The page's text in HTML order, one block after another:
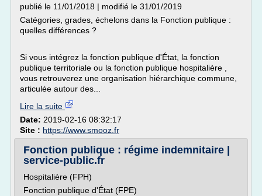
publié le 11/01/2018 | modifié le 31/01/2019
Catégories, grades, échelons dans la Fonction publique :
quelles différences ?
Si vous intégrez la fonction publique d'État, la fonction
publique territoriale ou la fonction publique hospitalière ,
vous retrouverez une organisation hiérarchique commune,
articulée autour des...
Lire la suite
Date: 2019-02-16 08:32:17
Site : https://www.smooz.fr
Fonction publique : régime indemnitaire |
service-public.fr
Hospitalière (FPH)
Fonction publique d'État (FPE)